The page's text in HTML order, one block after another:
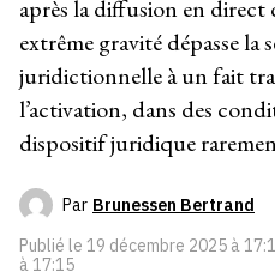
après la diffusion en direct
extrême gravité dépasse la
juridictionnelle à un fait
l’activation, dans des
dispositif juridique
Par Brunessen Bertrand
Publié le 19 décembre 2025 à
à 17:15